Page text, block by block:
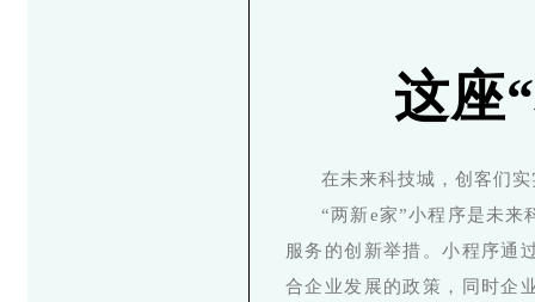
这座
在未来科技城，创客们
“两新e家”小程序是未来
服务的创新举措。小程序通
合企业发展的政策，同时企